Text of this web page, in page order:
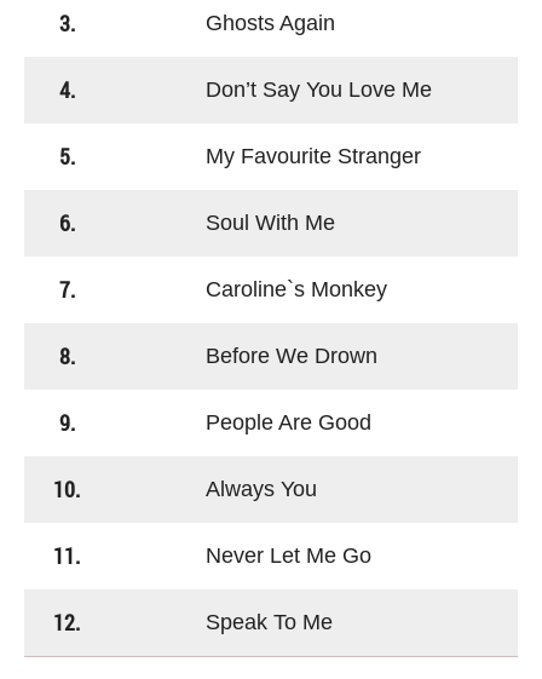
3. Ghosts Again
4. Don’t Say You Love Me
5. My Favourite Stranger
6. Soul With Me
7. Caroline`s Monkey
8. Before We Drown
9. People Are Good
10. Always You
11. Never Let Me Go
12. Speak To Me